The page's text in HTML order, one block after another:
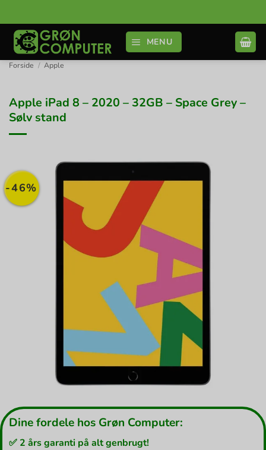
til
indhold
MENU
Forside / Apple
Apple iPad 8 – 2020 – 32GB – Space Grey –
Sølv stand
-46%
Dine fordele hos Grøn Computer:
✅ 2 års garanti på alt genbrugt!